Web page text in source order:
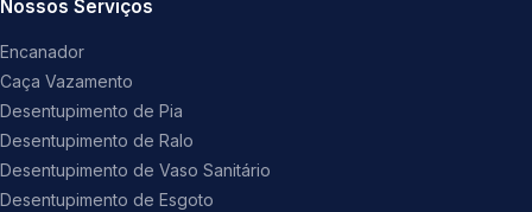
Nossos Serviços
Encanador
Caça Vazamento
Desentupimento de Pia
Desentupimento de Ralo
Desentupimento de Vaso Sanitário
Desentupimento de Esgoto